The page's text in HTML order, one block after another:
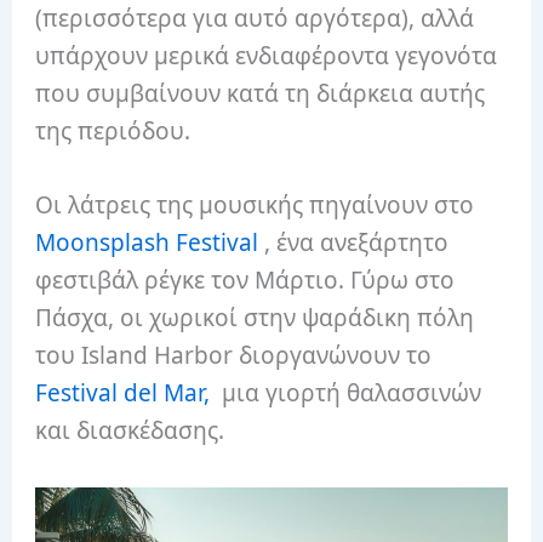
(περισσότερα για αυτό αργότερα), αλλά
υπάρχουν μερικά ενδιαφέροντα γεγονότα
που συμβαίνουν κατά τη διάρκεια αυτής
της περιόδου.
Οι λάτρεις της μουσικής πηγαίνουν στο
Moonsplash Festival , ένα ανεξάρτητο
φεστιβάλ ρέγκε τον Μάρτιο. Γύρω στο
Πάσχα, οι χωρικοί στην ψαράδικη πόλη
του Island Harbor διοργανώνουν το
Festival del Mar, μια γιορτή θαλασσινών
και διασκέδασης.